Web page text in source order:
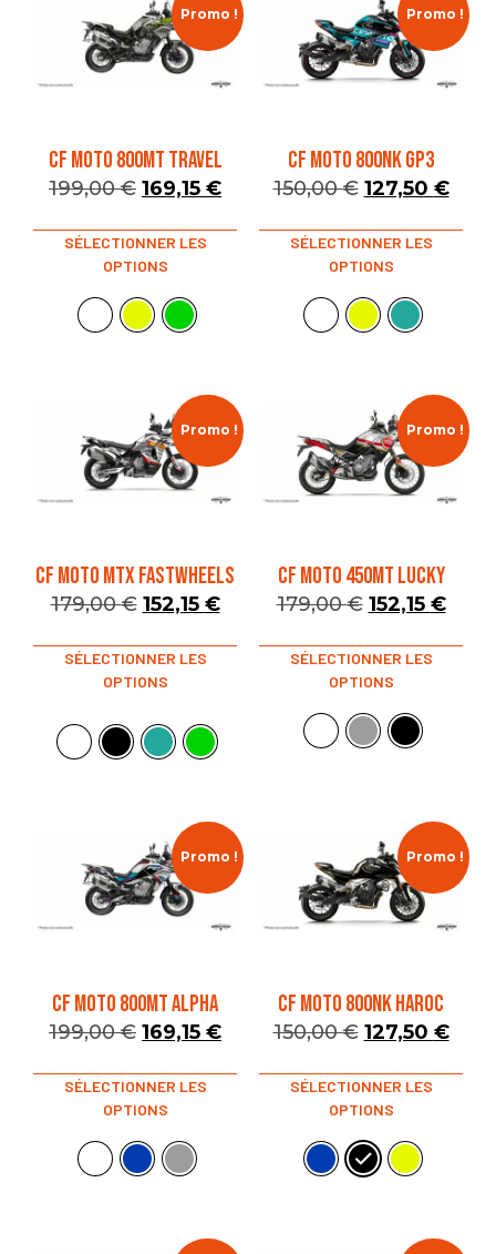
Promo !
CF MOTO 800MT TRAVEL
199,00€ 169,15 €
SÉLECTIONNER LES
OPTIONS
Promo !
CF MOTO 800NK GP3
150,00€ 127,50 €
SÉLECTIONNER LES
OPTIONS
Promo !
CF MOTO MTX FASTWHEELS
179,00€ 152,15 €
SÉLECTIONNER LES
OPTIONS
Promo !
CF MOTO 450MT LUCKY
179,00€ 152,15 €
SÉLECTIONNER LES
OPTIONS
Promo !
CF MOTO 800MT ALPHA
199,00€ 169,15 €
SÉLECTIONNER LES
OPTIONS
Promo !
CF MOTO 800NK HAROC
150,00€ 127,50 €
SÉLECTIONNER LES
OPTIONS